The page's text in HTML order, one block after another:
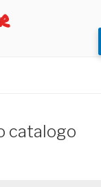
catalogo